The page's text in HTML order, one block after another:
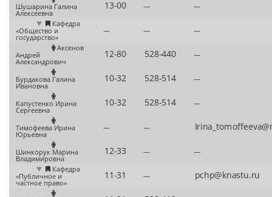
Шушарина Галина
Алексеевна
—
—
Кафедра
«Общество и
государство»
— —
—
Аксенов
Андрей
Александрович
—
Бурдакова Галина
Ивановна
—
Капустенко Ирина
Сергеевна
—
Тимофеева Ирина
Юрьевна
— —
Шинкорук Марина
Владимировна
—
—
Кафедра
«Публичное и
частное право»
—